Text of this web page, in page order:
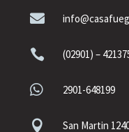

 (02901) –
 2901-648199

San Martin